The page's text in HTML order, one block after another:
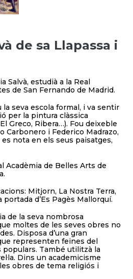
de sa Llapassa i
Salvà, estudià a la Real
de San Fernando de Madrid.
la seva escola formal, i va sentir
per la pintura clàssica
Greco, Ribera…). Fou deixeble
Carbonero i Federico Madrazo,
nota en els seus paisatges,
Acadèmia de Belles Arts de
Mitjorn, La Nostra Terra,
d’Es Pagès Mallorquí.
de la seva nombrosa
moltes de les seves obres no
Disposa d’una gran
representen feines del
També utilitzà la
Dins un academicisme
obres de tema religiós i